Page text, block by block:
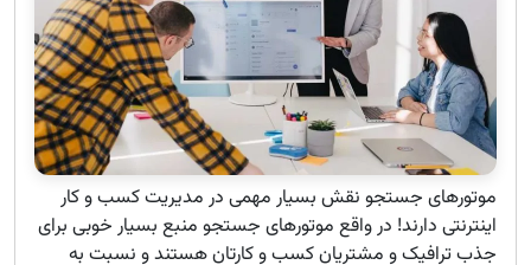
موتورهای جستجو نقش بسیار مهمی در مدیریت کسب و کار
اینترنتی دارند! در واقع موتورهای جستجو منبع بسیار خوبی برای
جذب ترافیک و مشتریان کسب و کارتان هستند و نسبت به